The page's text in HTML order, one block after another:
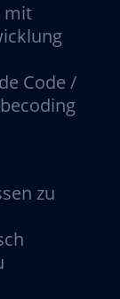
mit
Code /
zu